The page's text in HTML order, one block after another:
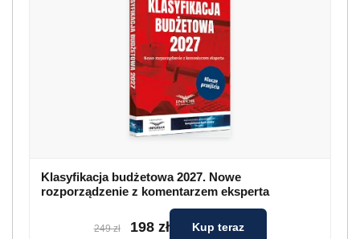
Klasyfikacja budżetowa 2027. Nowe
rozporządzenie z komentarzem eksperta
249 zł 198 zł Kup teraz